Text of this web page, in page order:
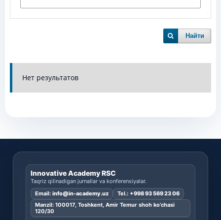
Найти
Нет результатов
Innovative Academy RSC
Taqriz qilinadigan jurnallar va konferensiyalar.
Email: info@in-academy.uz Tel.: +998 93 569 23 06
Manzil: 100017, Toshkent, Amir Temur shoh ko’chasi
120/30